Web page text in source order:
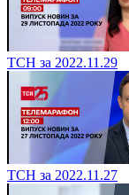
ТСН за 2022.11.29
ТСН за 2022.11.27